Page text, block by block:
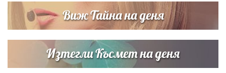
Виж Тайна на деня
Изтегли Късмет на деня